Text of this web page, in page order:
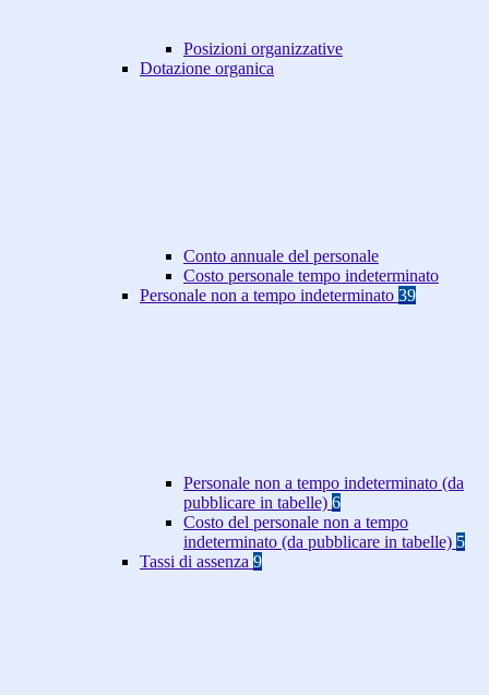
Posizioni organizzative
Dotazione organica
Conto annuale del personale
Costo personale tempo indeterminato
Personale non a tempo indeterminato 39
Personale non a tempo indeterminato (da
pubblicare in tabelle) 6
Costo del personale non a tempo
indeterminato (da pubblicare in tabelle) 5
Tassi di assenza 9